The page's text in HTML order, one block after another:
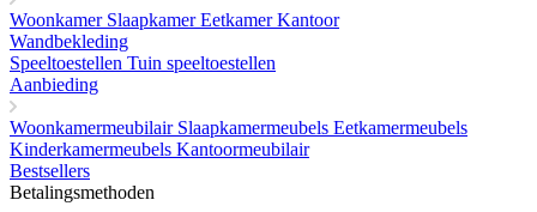
Woonkamer SlaapkamerEetkamerKantoor
Wandbekleding
Speeltoestellen Tuin speeltoestellen
Aanbieding
Woonkamermeubilair Slaapkamermeubels Eetkamermeubels
Kinderkamermeubels Kantoormeubilair
Bestsellers
Betalingsmethoden